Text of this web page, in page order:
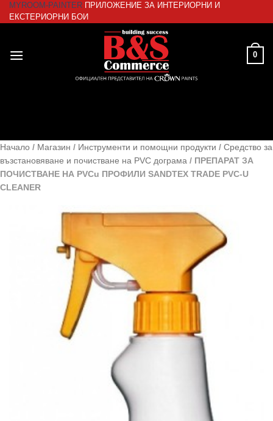
Skip
to
MYROOM-PAINTER ПРИЛОЖЕНИЕ ЗА ИНТЕРИОРНИ И
ЕКСТЕРИОРНИ БОИ
0
Начало / Магазин / Инструменти и помощни продукти / Средство за
възстановяване и почистване на PVC дограма / ПРЕПАРАТ ЗА
ПОЧИСТВАНЕ НА PVCu ПРОФИЛИ SANDTEX TRADE PVC-U
CLEANER